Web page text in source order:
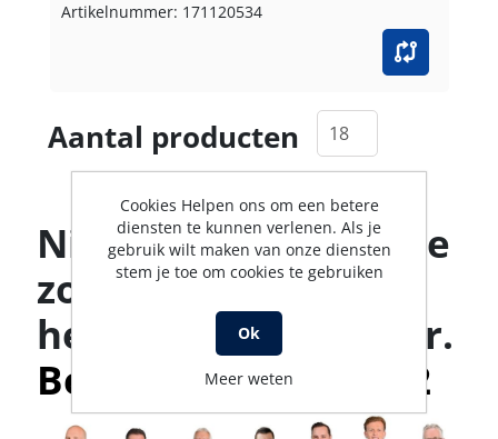
Artikelnummer: 171120534
Aantal producten
Niet gevonden wat je
zoekt? Ons team
helpt je graag verder.
Bel met 0316-523142
Cookies Helpen ons om een betere
diensten te kunnen verlenen. Als je
gebruik wilt maken van onze diensten
stem je toe om cookies te gebruiken
Ok
Meer weten